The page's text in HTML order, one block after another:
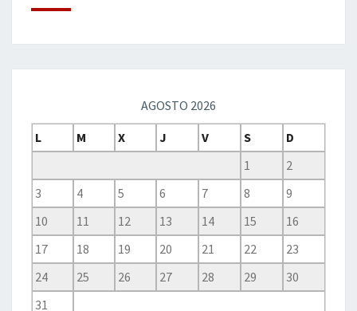
AGOSTO 2026
L
M X J V S
D
1
2
3
4 5 6 7 8
9
10
11 12 13 14 15
16
17
18 19 20 21 22
23
24
25 26 27 28 29
30
31